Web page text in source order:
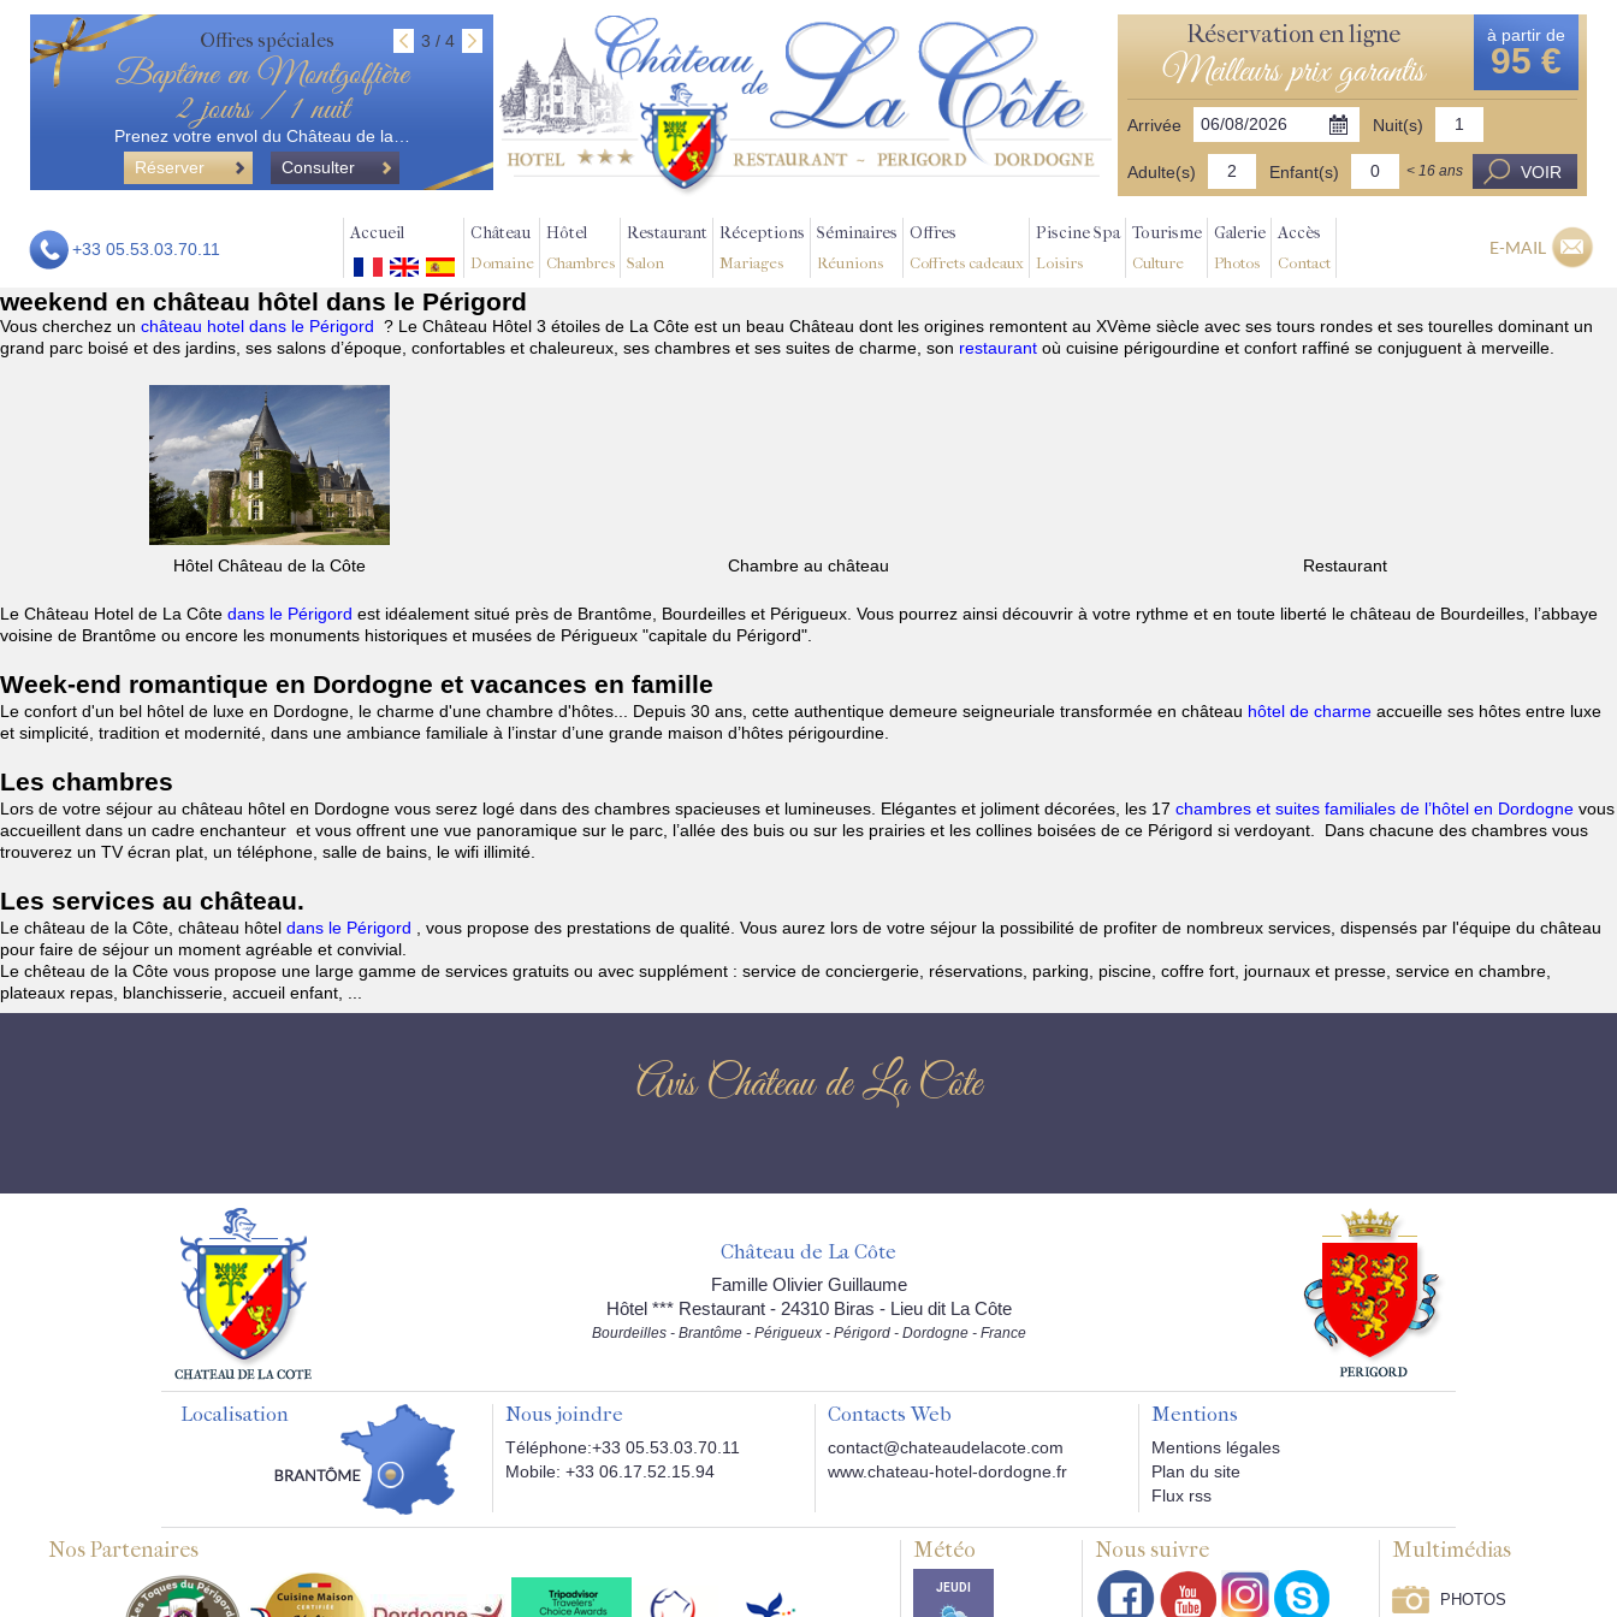
Offres spéciales 3 / 4
Baptême en Montgolfière
2 jours / 1 nuit
Prenez votre envol du Château de la…
Réserver
Consulter
Réservation en ligne
Meilleurs prix garantis
à partir de
95 €
Arrivée Nuit(s)
Adulte(s) Enfant(s) < 16 ans VOIR
+33 05.53.03.70.11
Accueil Château
Domaine
Hôtel
Chambres
Restaurant
Salon
Réceptions
Mariages
Séminaires
Réunions
Offres
Coffrets cadeaux
Piscine Spa
Loisirs
Tourisme
Culture
Galerie
Photos
Accès
Contact
E-MAIL
weekend en château hôtel dans le Périgord
Vous cherchez un château hotel dans le Périgord ? Le Château Hôtel 3 étoiles de La Côte est un beau Château dont les origines remontent au XVème siècle avec ses tours rondes et ses tourelles dominant un
grand parc boisé et des jardins, ses salons d’époque, confortables et chaleureux, ses chambres et ses suites de charme, son restaurant où cuisine périgourdine et confort raffiné se conjuguent à merveille.
Hôtel Château de la Côte Chambre au château Restaurant
Le Château Hotel de La Côte dans le Périgord est idéalement situé près de Brantôme, Bourdeilles et Périgueux. Vous pourrez ainsi découvrir à votre rythme et en toute liberté le château de Bourdeilles, l’abbaye
voisine de Brantôme ou encore les monuments historiques et musées de Périgueux "capitale du Périgord".
Week-end romantique en Dordogne et vacances en famille
Le confort d'un bel hôtel de luxe en Dordogne, le charme d'une chambre d'hôtes... Depuis 30 ans, cette authentique demeure seigneuriale transformée en château hôtel de charme accueille ses hôtes entre luxe
et simplicité, tradition et modernité, dans une ambiance familiale à l’instar d’une grande maison d’hôtes périgourdine.
Les chambres
Lors de votre séjour au château hôtel en Dordogne vous serez logé dans des chambres spacieuses et lumineuses. Elégantes et joliment décorées, les 17 chambres et suites familiales de l’hôtel en Dordogne vous
accueillent dans un cadre enchanteur et vous offrent une vue panoramique sur le parc, l’allée des buis ou sur les prairies et les collines boisées de ce Périgord si verdoyant. Dans chacune des chambres vous
trouverez un TV écran plat, un téléphone, salle de bains, le wifi illimité.
Les services au château.
Le château de la Côte, château hôtel dans le Périgord , vous propose des prestations de qualité. Vous aurez lors de votre séjour la possibilité de profiter de nombreux services, dispensés par l'équipe du château
pour faire de séjour un moment agréable et convivial.
Le chêteau de la Côte vous propose une large gamme de services gratuits ou avec supplément : service de conciergerie, réservations, parking, piscine, coffre fort, journaux et presse, service en chambre,
plateaux repas, blanchisserie, accueil enfant, ...
Avis Château de La Côte
Château de La Côte
Famille Olivier Guillaume
Hôtel *** Restaurant - 24310 Biras - Lieu dit La Côte
Bourdeilles - Brantôme - Périgueux - Périgord - Dordogne - France
Localisation Nous joindre
Téléphone:+33 05.53.03.70.11
Mobile: +33 06.17.52.15.94
Contacts Web
contact@chateaudelacote.com
www.chateau-hotel-dordogne.fr
Mentions
Mentions légales
Plan du site
Flux rss
Nos Partenaires Météo Nous suivre Multimédias
PHOTOS